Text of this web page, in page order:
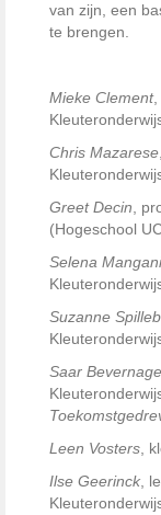
van zijn, een
te brengen.
Mieke Clement,
Chris Mazarese
Greet Decin ,
(Hogeschool
Selena
Suzanne
Saar Bevernage
Leen Vosters ,
Ilse Geerinck ,